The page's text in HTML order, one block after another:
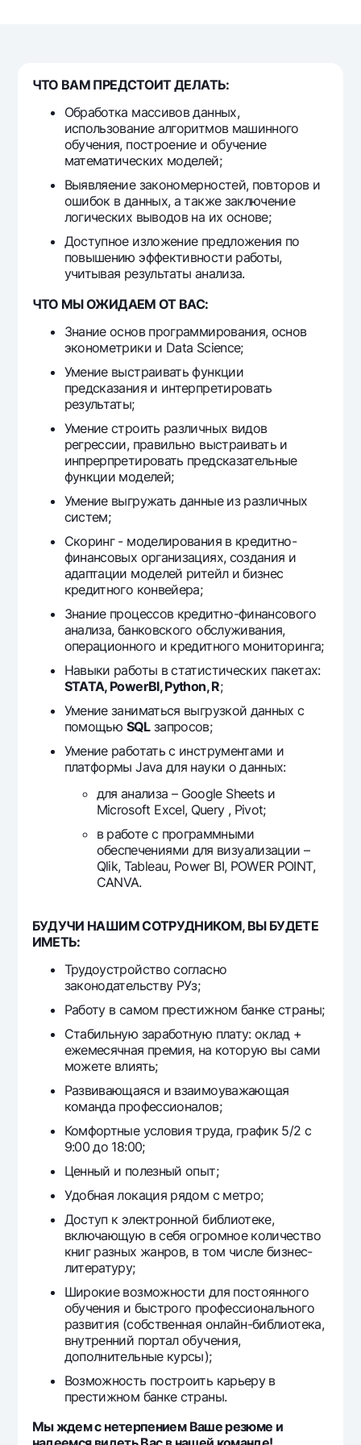
Gold deposit
Gold Bullion by NBU
Silver deposit
Salary
Garmin pay
Promotions
Mobile application Milliy
Ищите по сайту
Search
Helpful links
Press Center
Offices and ATMs
Consent for processing personal data
Follow us on social networks
Contact center
+998 78 148-00-10
ЧТО ВАМ ПРЕДСТОИТ ДЕЛАТЬ:
Обработка массивов данных,
использование алгоритмов машинного
обучения, построение и обучение
математических моделей;
Выявляение закономерностей, повторов и
ошибок в данных, а также заключение
логических выводов на их основе;
Доступное изложение предложения по
повышению эффективности работы,
учитывая результаты анализа.
ЧТО МЫ ОЖИДАЕМ ОТ ВАС:
Знание основ программирования, основ
эконометрики и Data Science;
Умение выстраивать функции
предсказания и интерпретировать
результаты;
Умение строить различных видов
регрессии, правильно выстраивать и
инпрерпретировать предсказательные
функции моделей;
Умение выгружать данные из различных
систем;
Скоринг - моделирования в кредитно-
финансовых организациях, создания и
адаптации моделей ритейл и бизнес
кредитного конвейера;
Знание процессов кредитно-финансового
анализа, банковского обслуживания,
операционного и кредитного мониторинга;
Навыки работы в статистических пакетах:
STATA, PowerBI, Python, R;
Умение заниматься выгрузкой данных с
помощью SQLзапросов;
Умение работать с инструментами и
платформы Java для науки о данных:
для анализа – Google Sheets и
Microsoft Excel, Query , Pivot;
в работе с программными
обеспечениями для визуализации –
Qlik, Tableau, Power BI, POWER POINT,
CANVA.
БУДУЧИ НАШИМ СОТРУДНИКОМ, ВЫ БУДЕТЕ
ИМЕТЬ:
Трудоустройство согласно
законодательству РУз;
Работу в самом престижном банке страны;
Стабильную заработную плату: оклад +
ежемесячная премия, на которую вы сами
можете влиять;
Развивающаяся и взаимоуважающая
команда профессионалов;
Комфортные условия труда, график 5/2 с
9:00 до 18:00;
Ценный и полезный опыт;
Удобная локация рядом с метро;
Доступ к электронной библиотеке,
включающую в себя огромное количество
книг разных жанров, в том числе бизнес-
литературу;
Широкие возможности для постоянного
обучения и быстрого профессионального
развития (собственная онлайн-библиотека,
внутренний портал обучения,
дополнительные курсы);
Возможность построить карьеру в
престижном банке страны.
Мы ждем с нетерпением Ваше резюме и